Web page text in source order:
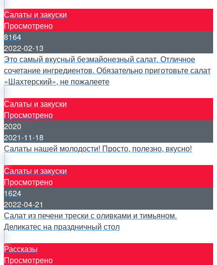
Салаты и закуски
Просмотрено
8164
2022-02-13
Это самый вкусный безмайонезный салат. Отличное
сочетание ингредиентов. Обязательно приготовьте салат
«Шахтерский», не пожалеете
Салаты и закуски
Просмотрено
2020
2021-11-18
Салаты нашей молодости! Просто, полезно, вкусно!
Салаты и закуски
Просмотрено
1624
2022-04-21
Салат из печени трески с оливками и тимьяном.
Деликатес на праздничный стол
Рассказы
Просмотрено